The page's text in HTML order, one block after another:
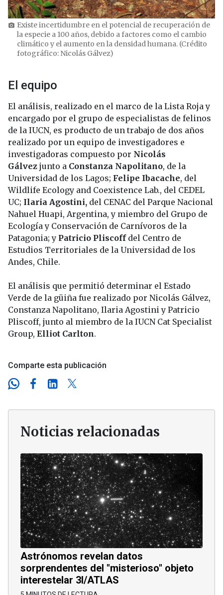
photo_camera Existe incertidumbre en el potencial de recuperación de
la especie a 100 años, debido a factores como el cambio
climático y el aumento en la densidad humana. (Crédito
fotográfico: Nicolás Gálvez)
El equipo
El análisis, realizado en el marco de la Lista Roja y
encargado por el grupo de especialistas de felinos
de la IUCN, es producto de un trabajo de dos años
realizado por un equipo de investigadores e
investigadoras compuesto por Nicolás
Gálvez junto a Constanza Napolitano, de la
Universidad de los Lagos; Felipe Ibacache, del
Wildlife Ecology and Coexistence Lab., del CEDEL
UC; Ilaria Agostini, del CENAC del Parque Nacional
Nahuel Huapi, Argentina, y miembro del Grupo de
Ecología y Conservación de Carnívoros de la
Patagonia; y Patricio Pliscoffdel Centro de
Estudios Territoriales de la Universidad de los
Andes, Chile.
El análisis que permitió determinar el Estado
Verde de la güiña fue realizado por Nicolás Gálvez,
Constanza Napolitano, Ilaria Agostini y Patricio
Pliscoff, junto al miembro de la IUCN Cat Specialist
Group, Elliot Carlton.
Comparte esta publicación
Noticias relacionadas
Astrónomos revelan datos
sorprendentes del "misterioso" objeto
interestelar 3I/ATLAS